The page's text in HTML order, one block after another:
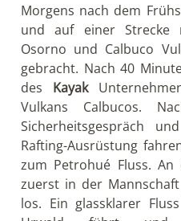
Morgens nach dem
und auf einer Strecke
Osorno und Calbuco
gebracht. Nach 40
des Kayak
Vulkans Calbucos.
Sicherheitsgespräch
Rafting-Ausrüstung
zum Petrohué Fluss.
zuerst in der
los. Ein glassklarer